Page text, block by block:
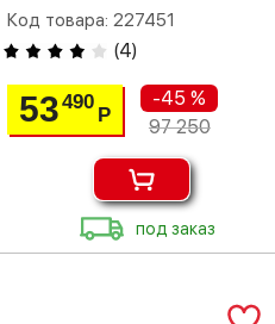
Код товара: 227451
(4)
53490
Р
-45 %
97 250
под заказ